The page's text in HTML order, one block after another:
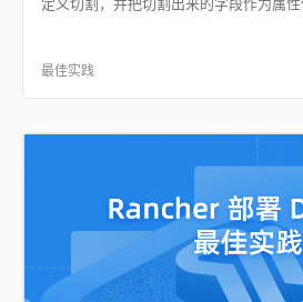
最佳实践